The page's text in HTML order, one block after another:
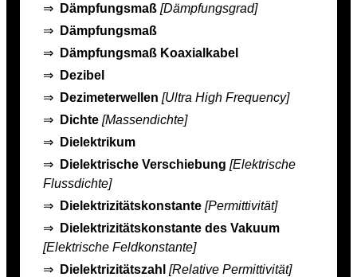
⇒
Dämpfungsmaß [Dämpfungsgrad]
⇒
Dämpfungsmaß
⇒
Dämpfungsmaß Koaxialkabel
⇒
Dezibel
⇒
Dezimeterwellen [Ultra High Frequency]
⇒
Dichte [Massendichte]
⇒
Dielektrikum
⇒
Dielektrische Verschiebung [Elektrische
Flussdichte]
⇒
Dielektrizitätskonstante [Permittivität]
⇒
Dielektrizitätskonstante des Vakuum
[Elektrische Feldkonstante]
⇒
Dielektrizitätszahl [Relative Permittivität]